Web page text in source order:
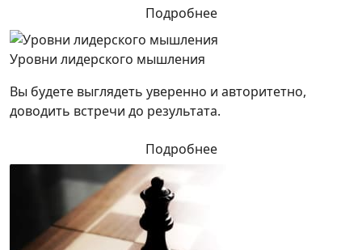
Подробнее
Уровни лидерского мышления
Вы будете выглядеть уверенно и авторитетно,
доводить встречи до результата.
Подробнее